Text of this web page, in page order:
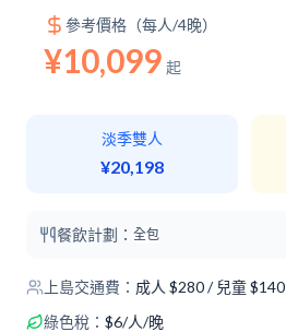
參考價格（每人/4晚）
¥10,099 起
淡季雙人
¥20,198
餐飲計劃： 全包
上島交通費： 成人 $280/ 兒童 $140
綠色稅： $6/人/晚